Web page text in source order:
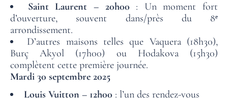
ACCUEIL
Saint Laurent – 20h00 : Un moment fort
d’ouverture, souvent dans/près du 8ᵉ
arrondissement.
D’autres maisons telles que Vaquera (18h30),
Burç Akyol (17h00) ou Hodakova (15h30)
complètent cette première journée.
Mardi 30 septembre 2025
Louis Vuitton – 12h00 : l’un des rendez-vous